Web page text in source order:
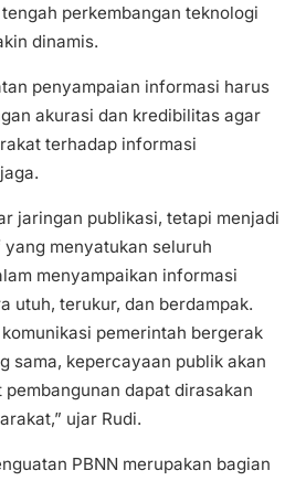
perkembangan teknologi
dinamis.
penyampaian informasi harus
akurasi dan kredibilitas agar
terhadap informasi
jaringan publikasi, tetapi menjadi
menyatukan seluruh
menyampaikan informasi
utuh, terukur, dan berdampak.
pemerintah bergerak
sama, kepercayaan publik akan
dapat dirasakan
ujar Rudi.
PBNN merupakan bagian